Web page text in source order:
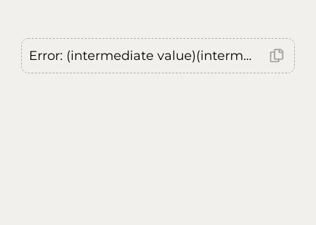
Error: (intermediate value)(intermediate value)(intermediate value).replaceAll is not a function